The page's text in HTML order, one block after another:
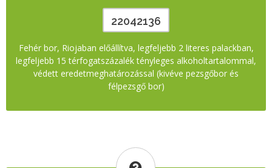
22042136
Fehér bor, Riojaban előállítva, legfeljebb 2 literes palackban,
legfeljebb 15 térfogatszázalék tényleges alkoholtartalommal,
védett eredetmeghatározással (kivéve pezsgőbor és
félpezsgő bor)